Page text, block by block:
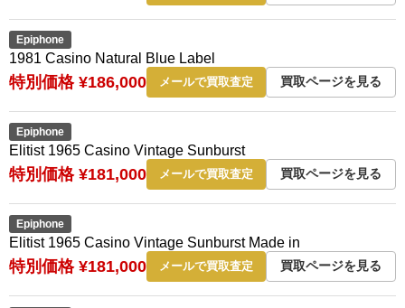
Epiphone
1981 Casino Natural Blue Label
特別価格 ¥186,000 メールで買取査定 買取ページを見る
Epiphone
Elitist 1965 Casino Vintage Sunburst
特別価格 ¥181,000 メールで買取査定 買取ページを見る
Epiphone
Elitist 1965 Casino Vintage Sunburst Made in
特別価格 ¥181,000 メールで買取査定 買取ページを見る